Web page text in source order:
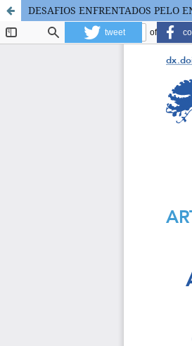
DESAFIOS ENFRENTADOS PELO
tweet